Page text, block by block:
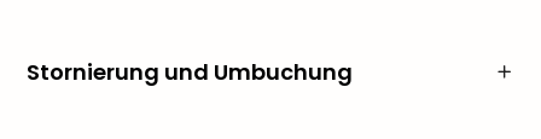
Stornierung und Umbuchung